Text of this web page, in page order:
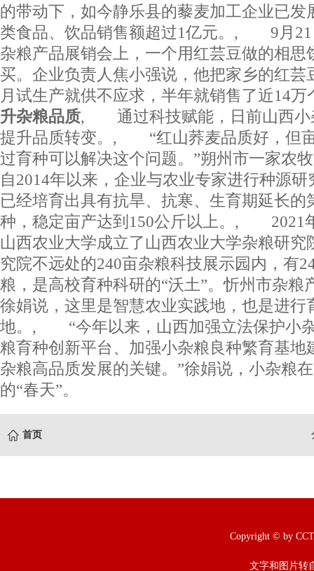
的带动下，如今静乐县的藜麦加工企业已发
类食品、饮品销售额超过1亿元。, 9月21
杂粮产品展销会上，一个用红芸豆做的相思
买。企业负责人焦小强说，他把家乡的红芸
月试生产就供不应求，半年就销售了近
升杂粮品质, 通过科技赋能，日前山西小
提升品质转变。, “红山荞麦品质好，但
过育种可以解决这个问题。”朔州市一家农
自2014年以来，企业与农业专家进行种源
已经培育出具有抗旱、抗寒、生育期延长的
种，稳定亩产达到150公斤以上。, 2021
山西农业大学成立了山西农业大学杂粮研究
究院不远处的240亩杂粮科技展示园内，有
粮，是高校育种科研的“沃土”。忻州市杂粮
徐娟说，这里是智慧农业实践地，也是进行
地。, “今年以来，山西加强立法保护小
粮育种创新平台、加强小杂粮良种繁育基地
杂粮高品质发展的关键。”徐娟说，小杂粮
的“春天”。
首页
Copyright © by
文字和图片转